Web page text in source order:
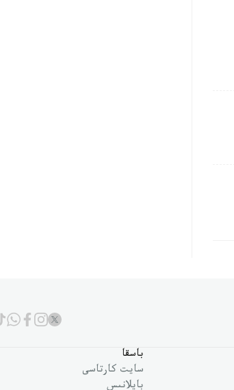
باسقا
سايت كارتاسى
بايلانىس